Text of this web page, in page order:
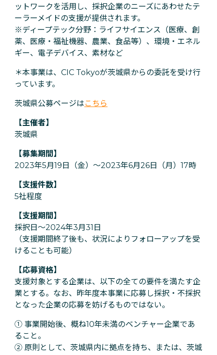
ットワークを活用し、採択企業のニーズにあわせたテ
ーラーメイドの支援が提供されます。
※ディープテック分野 ：ライフサイエンス（医療、創
薬、医療・福祉機器、農業、食品等）、環境・エネル
ギー、電子デバイス、素材など
＊本事業は、CIC Tokyoが茨城県からの委託を受け行
っています。
茨城県公募ページはこちら
【主催者】
茨城県
【募集期間】
2023年5月19日（金）〜2023年6月26日（月）17時
【支援件数】
5社程度
【支援期間】
採択日〜2024年3月31日
（支援期間終了後も、状況によりフォローアップを受
けることも可能）
【応募資格】
支援対象とする企業は、以下の全ての要件を満たす企
業とする。なお、昨年度本事業に応募し採択・不採択
となった企業の応募を妨げるものではない。
① 事業開始後、概ね10年未満のベンチャー企業であ
ること。
② 原則として、茨城県内に拠点を持ち、または、茨城